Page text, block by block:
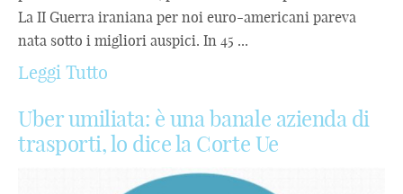
La II Guerra iraniana per noi euro-americani pareva
nata sotto i migliori auspici. In 45 ...
Leggi Tutto
Uber umiliata: è una banale azienda di
trasporti, lo dice la Corte Ue